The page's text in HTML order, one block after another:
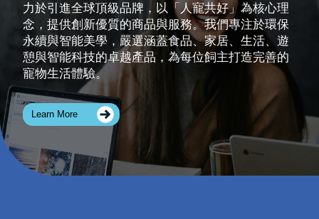
力於引進全球頂級品牌，以「人寵共好」為核心理
念，提供創新優質的商品與服務。我們專注於環保
永續與智能美學，嚴選涵蓋食品、家居、生活、遊
憩與智能科技的卓越產品，為每位飼主打造完善的
寵物生活體驗。
Learn More